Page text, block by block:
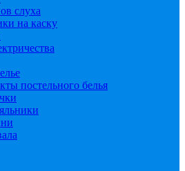
слуха
на каску
постельного белья